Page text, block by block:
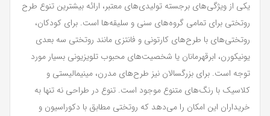
یکی از ویژگی‌های برجسته تولیدی‌های معتبر، ارائه بیشترین تنوع طرح
روتختی برای تمامی گروه‌های سنی و سلیقه‌ها است. برای کودکان،
روتختی‌های با طرح‌های کارتونی و فانتزی مانند روتختی سه بعدی
یونیکورن، ابرقهرمانان یا شخصیت‌های محبوب تلویزیونی بسیار مورد
توجه است. برای بزرگسالان نیز طرح‌های مدرن، مینیمالیستی و
کلاسیک با رنگ‌های متنوع موجود است. تنوع در طراحی نه تنها به
خریداران این امکان را می‌دهد که روتختی مطابق با دکوراسیون و